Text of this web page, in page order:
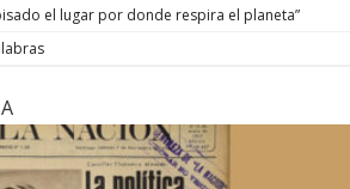
el lugar por donde respira el planeta”